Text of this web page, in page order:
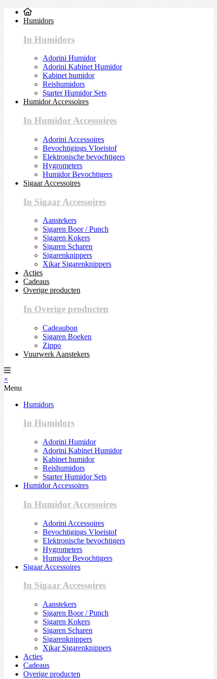
Humidors
In Humidors
Adorini Humidor
Adorini Kabinet Humidor
Kabinet humidor
Reishumidors
Starter Humidor Sets
Humidor Accessoires
In Humidor Accessoires
Adorini Accessoires
Bevochtigings Vloeistof
Elektronische bevochtigers
Hygrometers
Humidor Bevochtigers
Sigaar Accessoires
In Sigaar Accessoires
Aanstekers
Sigaren Boor / Punch
Sigaren Kokers
Sigaren Scharen
Sigarenknippers
Xikar Sigarenknippers
Acties
Cadeaus
Overige producten
In Overige producten
Cadeaubon
Sigaren Boeken
Zippo
Vuurwerk Aanstekers
×
Menu
Humidors
In Humidors
Adorini Humidor
Adorini Kabinet Humidor
Kabinet humidor
Reishumidors
Starter Humidor Sets
Humidor Accessoires
In Humidor Accessoires
Adorini Accessoires
Bevochtigings Vloeistof
Elektronische bevochtigers
Hygrometers
Humidor Bevochtigers
Sigaar Accessoires
In Sigaar Accessoires
Aanstekers
Sigaren Boor / Punch
Sigaren Kokers
Sigaren Scharen
Sigarenknippers
Xikar Sigarenknippers
Acties
Cadeaus
Overige producten